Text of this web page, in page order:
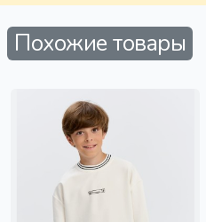
Похожие товары